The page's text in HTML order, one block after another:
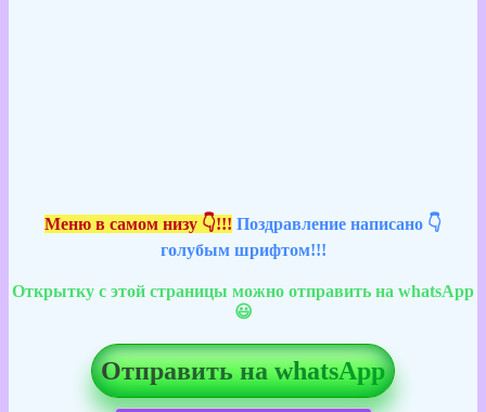
Меню в самом низу 👇!!! Поздравление написано 👇
голубым шрифтом!!!
Открытку с этой страницы можно отправить на whatsApp
😃
Отправить на whatsApp